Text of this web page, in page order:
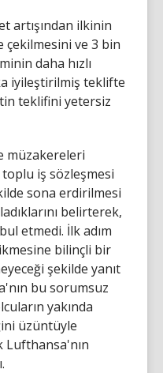
artışından ilkinin
çekilmesini ve 3 bin
daha hızlı
iyileştirilmiş teklifte
teklifini yetersiz
müzakereleri
iş sözleşmesi
sona erdirilmesi
belirterek,
etmedi. İlk adım
bilinçli bir
şekilde yanıt
bu sorumsuz
yakında
üzüntüyle
Lufthansa'nın